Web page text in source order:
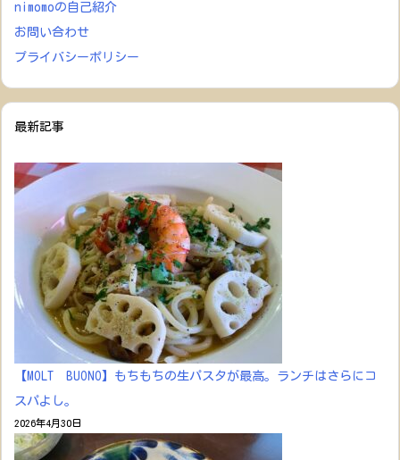
nimomoの自己紹介
お問い合わせ
プライバシーポリシー
最新記事
【MOLT BUONO】もちもちの生パスタが最高。ランチはさらにコ
スパよし。
2026年4月30日